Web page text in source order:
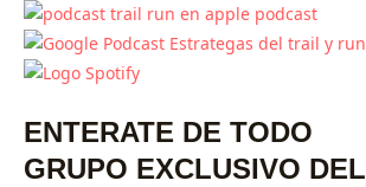
ENTERATE DE TODO
GRUPO EXCLUSIVO DEL